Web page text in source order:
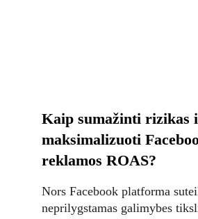
Nors Facebook platforma
neprilygstamas galimybes
Kaip sumažinti rizikas
maksimalizuoti
reklamos ROAS?